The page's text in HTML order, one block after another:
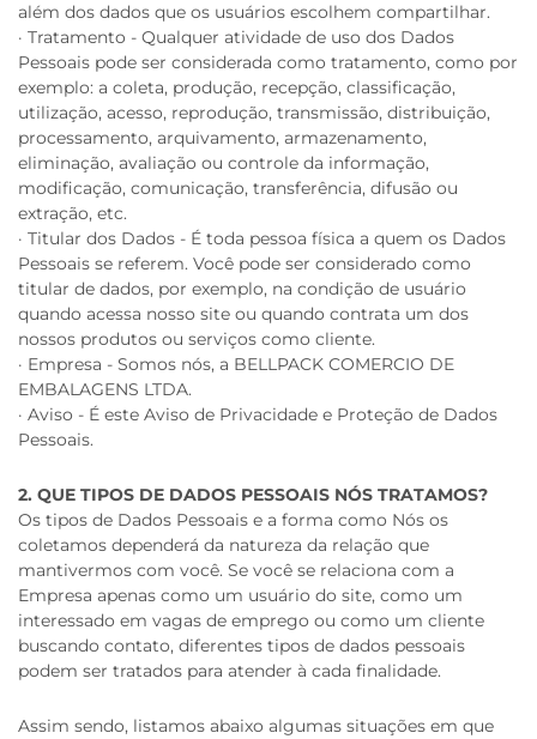
além dos dados que os usuários escolhem compartilhar.
· Tratamento - Qualquer atividade de uso dos Dados
Pessoais pode ser considerada como tratamento, como por
exemplo: a coleta, produção, recepção, classificação,
utilização, acesso, reprodução, transmissão, distribuição,
processamento, arquivamento, armazenamento,
eliminação, avaliação ou controle da informação,
modificação, comunicação, transferência, difusão ou
extração, etc.
· Titular dos Dados - É toda pessoa física a quem os Dados
Pessoais se referem. Você pode ser considerado como
titular de dados, por exemplo, na condição de usuário
quando acessa nosso site ou quando contrata um dos
nossos produtos ou serviços como cliente.
· Empresa - Somos nós, a BELLPACK COMERCIO DE
EMBALAGENS LTDA.
· Aviso - É este Aviso de Privacidade e Proteção de Dados
Pessoais.
2. QUE TIPOS DE DADOS PESSOAIS NÓS TRATAMOS?
Os tipos de Dados Pessoais e a forma como Nós os
coletamos dependerá da natureza da relação que
mantivermos com você. Se você se relaciona com a
Empresa apenas como um usuário do site, como um
interessado em vagas de emprego ou como um cliente
buscando contato, diferentes tipos de dados pessoais
podem ser tratados para atender à cada finalidade.
Assim sendo, listamos abaixo algumas situações em que